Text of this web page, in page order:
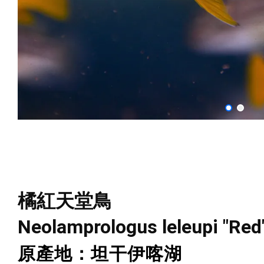
橘紅天堂鳥
Neolamprologus leleupi
原產地：坦干伊喀湖